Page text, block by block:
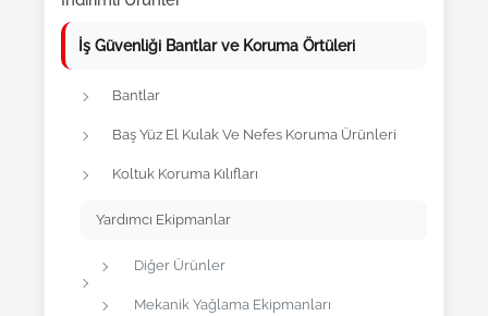
İş Güvenliği Bantlar ve Koruma Örtüleri
Bantlar
Baş Yüz El Kulak Ve Nefes Koruma Ürünleri
Koltuk Koruma Kılıfları
Yardımcı Ekipmanlar
Diğer Ürünler
Mekanik Yağlama Ekipmanları